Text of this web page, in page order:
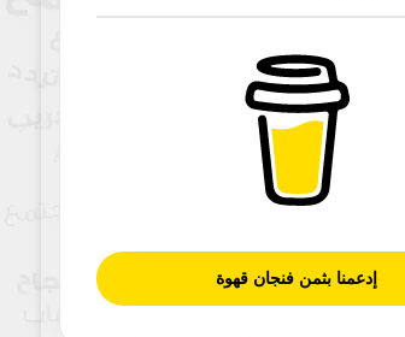
إدعمنا بثمن فنجان قهوة